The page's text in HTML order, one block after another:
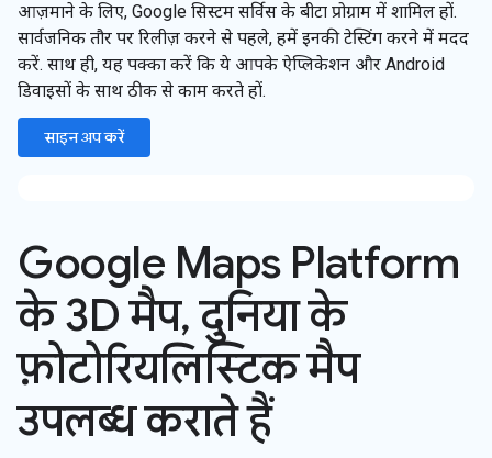
आज़माने के लिए, Google सिस्टम सर्विस के बीटा प्रोग्राम में शामिल हों.
सार्वजनिक तौर पर रिलीज़ करने से पहले, हमें इनकी टेस्टिंग करने में मदद
करें. साथ ही, यह पक्का करें कि ये आपके ऐप्लिकेशन और Android
डिवाइसों के साथ ठीक से काम करते हों.
साइन अप करें
Google Maps Platform
के 3D मैप, दुनिया के
फ़ोटोरियलिस्टिक मैप
उपलब्ध कराते हैं